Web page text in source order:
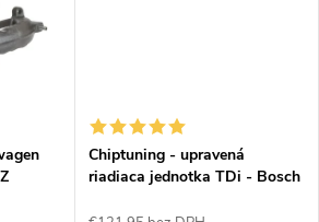
Chiptuning - upravená
riadiaca jednotka TDi - Bosch